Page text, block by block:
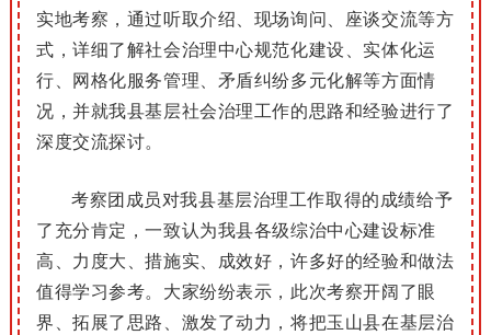
实地考察，通过听取介绍、现场询问、座谈交流等方
式，详细了解社会治理中心规范化建设、实体化运
行、网格化服务管理、矛盾纠纷多元化解等方面情
况，并就我县基层社会治理工作的思路和经验进行了
深度交流探讨。
考察团成员对我县基层治理工作取得的成绩给予
了充分肯定，一致认为我县各级综治中心建设标准
高、力度大、措施实、成效好，许多好的经验和做法
值得学习参考。大家纷纷表示，此次考察开阔了眼
界、拓展了思路、激发了动力，将把玉山县在基层治